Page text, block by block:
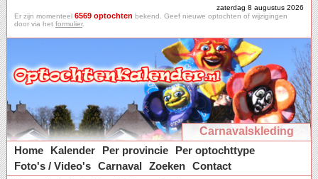
zaterdag 8 augustus 2026
Er zijn momenteel 6569 optochten bekend. Geef nieuwe optochten of wijzigingen
door via het formulier.
Carnavalskleding
Home
Kalender Per provincie
Per optochttype
Foto's / Video's Carnaval Zoeken Contact